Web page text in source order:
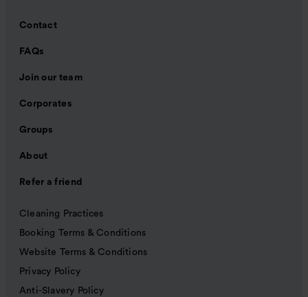
Contact
FAQs
Join our team
Corporates
Groups
About
Refer a friend
Cleaning Practices
Booking Terms & Conditions
Website Terms & Conditions
Privacy Policy
Anti-Slavery Policy